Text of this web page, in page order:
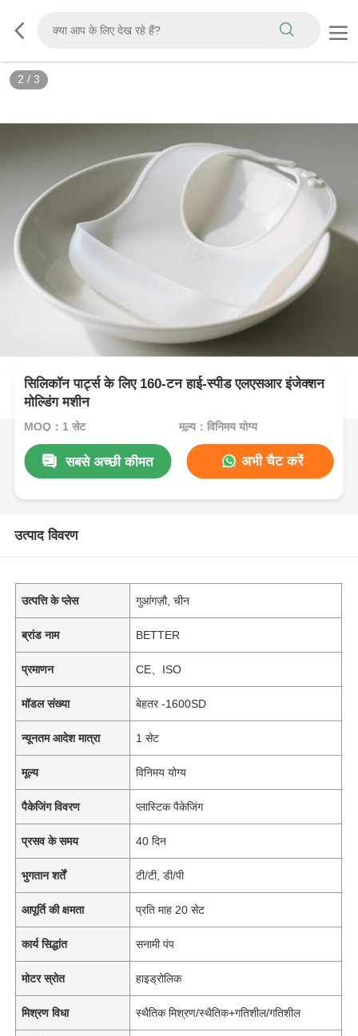
2 / 3
सिलिकॉन पार्ट्स के लिए 160-टन हाई-स्पीड एलएसआर इंजेक्शन
मोल्डिंग मशीन
MOQ：1 सेट मूल्य：विनिमय योग्य
सबसे अच्छी कीमत अभी चैट करें
उत्पाद विवरण
उत्पत्ति के प्लेस गुआंगज़ौ, चीन
ब्रांड नाम BETTER
प्रमाणन CE、ISO
मॉडल संख्या बेहतर -1600SD
न्यूनतम आदेश मात्रा 1 सेट
मूल्य विनिमय योग्य
पैकेजिंग विवरण प्लास्टिक पैकेजिंग
प्रसव के समय 40 दिन
भुगतान शर्तें टी/टी, डी/पी
आपूर्ति की क्षमता प्रति माह 20 सेट
कार्य सिद्धांत सनामी पंप
मोटर स्रोत हाइड्रोलिक
मिश्रण विधा स्थैतिक मिश्रण/स्थैतिक+गतिशील/गतिशील